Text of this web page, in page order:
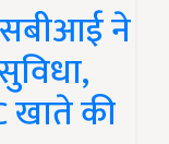
ने
खाते की